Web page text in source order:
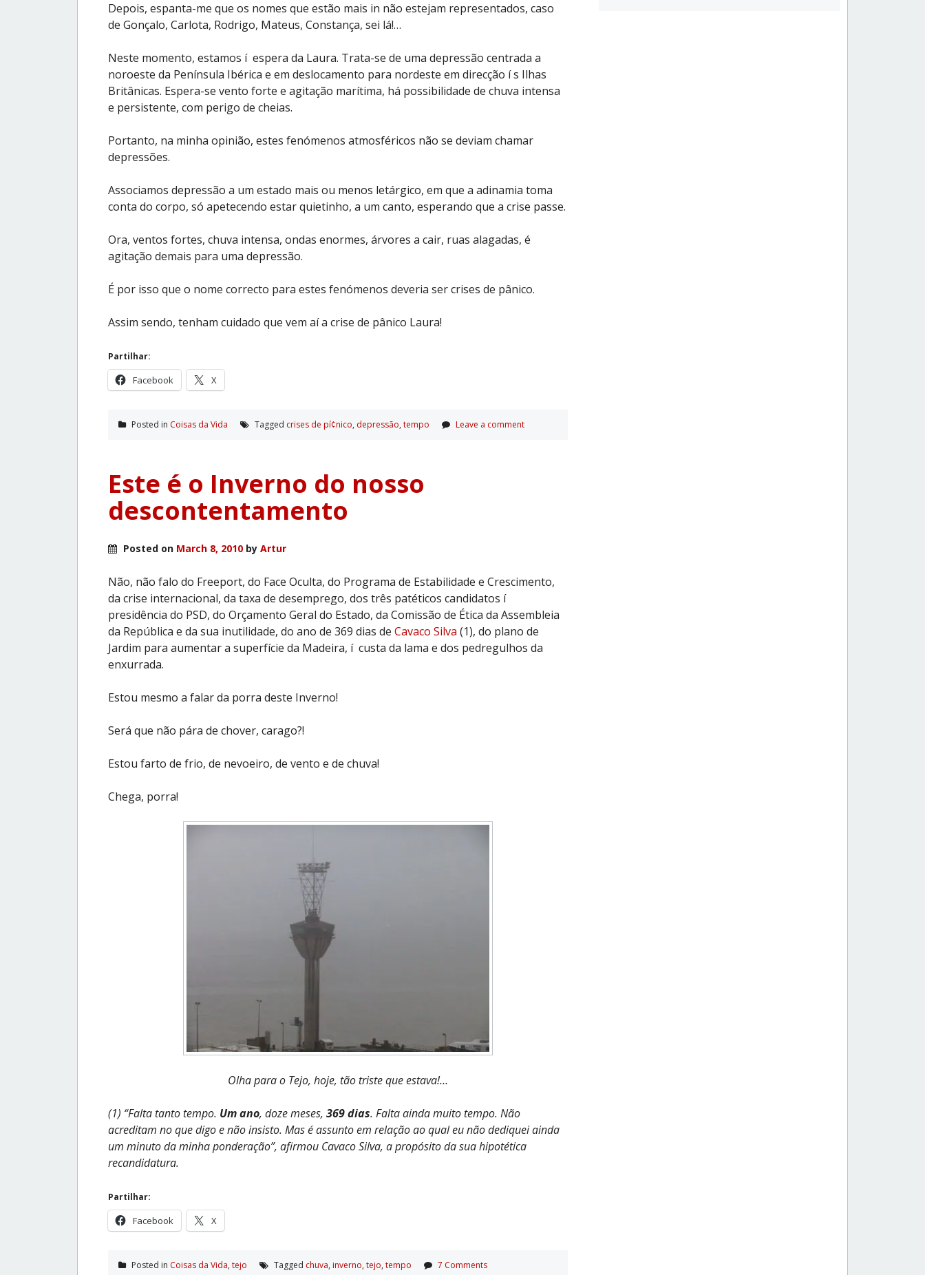
Depois, espanta-me que os nomes que estão mais in não estejam representados, caso
de Gonçalo, Carlota, Rodrigo, Mateus, Constança, sei lá!…
Neste momento, estamos í espera da Laura. Trata-se de uma depressão centrada a
noroeste da Península Ibérica e em deslocamento para nordeste em direcção í s Ilhas
Britânicas. Espera-se vento forte e agitação marítima, há possibilidade de chuva intensa
e persistente, com perigo de cheias.
Portanto, na minha opinião, estes fenómenos atmosféricos não se deviam chamar
depressões.
Associamos depressão a um estado mais ou menos letárgico, em que a adinamia toma
conta do corpo, só apetecendo estar quietinho, a um canto, esperando que a crise passe.
Ora, ventos fortes, chuva intensa, ondas enormes, árvores a cair, ruas alagadas, é
agitação demais para uma depressão.
É por isso que o nome correcto para estes fenómenos deveria ser crises de pânico.
Assim sendo, tenham cuidado que vem aí a crise de pânico Laura!
Partilhar:
Facebook X
Posted in Coisas da Vida Tagged crises de pí¢nico, depressão, tempo Leave a comment
Este é o Inverno do nosso
descontentamento
Posted on March 8, 2010 by Artur
Não, não falo do Freeport, do Face Oculta, do Programa de Estabilidade e Crescimento,
da crise internacional, da taxa de desemprego, dos três patéticos candidatos í
presidência do PSD, do Orçamento Geral do Estado, da Comissão de Ética da Assembleia
da República e da sua inutilidade, do ano de 369 dias de Cavaco Silva (1), do plano de
Jardim para aumentar a superfície da Madeira, í custa da lama e dos pedregulhos da
enxurrada.
Estou mesmo a falar da porra deste Inverno!
Será que não pára de chover, carago?!
Estou farto de frio, de nevoeiro, de vento e de chuva!
Chega, porra!
Olha para o Tejo, hoje, tão triste que estava!…
(1) “Falta tanto tempo. Um ano, doze meses, 369 dias. Falta ainda muito tempo. Não
acreditam no que digo e não insisto. Mas é assunto em relação ao qual eu não dediquei ainda
um minuto da minha ponderação”, afirmou Cavaco Silva, a propósito da sua hipotética
recandidatura.
Partilhar:
Facebook X
Posted in Coisas da Vida, tejo Tagged chuva, inverno, tejo, tempo 7 Comments